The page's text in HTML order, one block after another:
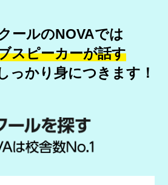
ールのNOVAでは
スピーカーが話す
っかり身につきます！